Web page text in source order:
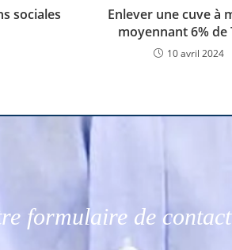
sociales
Enlever une cuve à
moyennant 6% de
10 avril 2024
formulaire de